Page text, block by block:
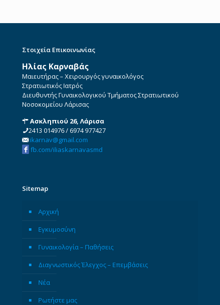
Στοιχεία Επικοινωνίας
Ηλίας Καρναβάς
Μαιευτήρας – Χειρουργός γυναικολόγος
Στρατιωτικός Ιατρός
Διευθυντής Γυναικολογικού Τμήματος Στρατιωτικού
Νοσοκομείου Λάρισας
Ασκληπιού 26, Λάρισα
2413 014976/6974 977427
ikarnav@gmail.com
fb.com/iliaskarnavasmd
Sitemap
Αρχική
Εγκυμοσύνη
Γυναικολογία – Παθήσεις
Διαγνωστικός Έλεγχος – Επεμβάσεις
Νέα
Ρωτήστε μας